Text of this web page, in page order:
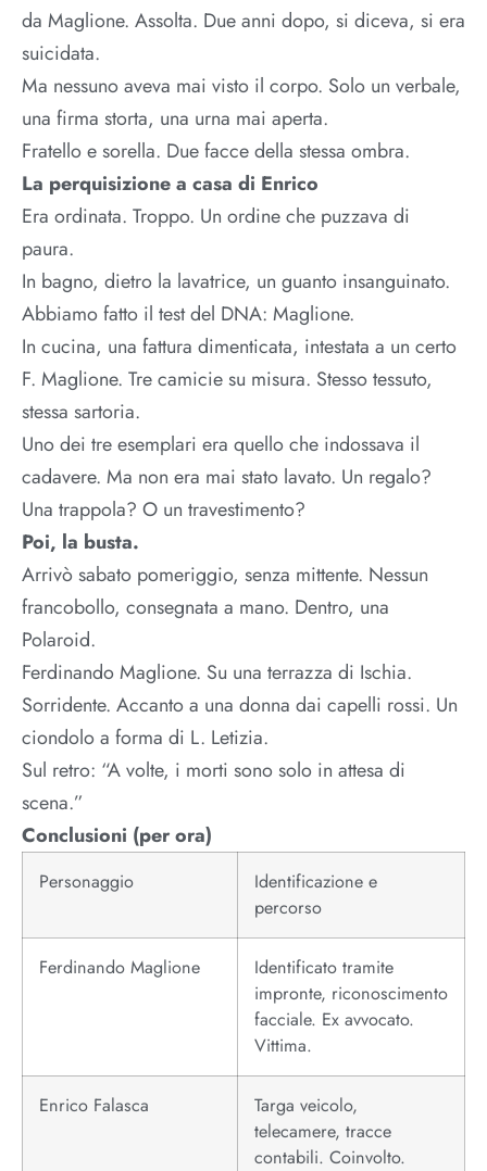
da Maglione. Assolta. Due anni dopo, si diceva, si era
suicidata.
Ma nessuno aveva mai visto il corpo. Solo un verbale,
una firma storta, una urna mai aperta.
Fratello e sorella. Due facce della stessa ombra.
La perquisizione a casa di Enrico
Era ordinata. Troppo. Un ordine che puzzava di
paura.
In bagno, dietro la lavatrice, un guanto insanguinato.
Abbiamo fatto il test del DNA: Maglione.
In cucina, una fattura dimenticata, intestata a un certo
F. Maglione. Tre camicie su misura. Stesso tessuto,
stessa sartoria.
Uno dei tre esemplari era quello che indossava il
cadavere. Ma non era mai stato lavato. Un regalo?
Una trappola? O un travestimento?
Poi, la busta.
Arrivò sabato pomeriggio, senza mittente. Nessun
francobollo, consegnata a mano. Dentro, una
Polaroid.
Ferdinando Maglione. Su una terrazza di Ischia.
Sorridente. Accanto a una donna dai capelli rossi. Un
ciondolo a forma di L. Letizia.
Sul retro: “A volte, i morti sono solo in attesa di
scena.”
Conclusioni (per ora)
Personaggio
Identificazione e
percorso
Ferdinando Maglione
Identificato tramite
impronte, riconoscimento
facciale. Ex avvocato.
Vittima.
Enrico Falasca
Targa veicolo,
telecamere, tracce
contabili. Coinvolto.